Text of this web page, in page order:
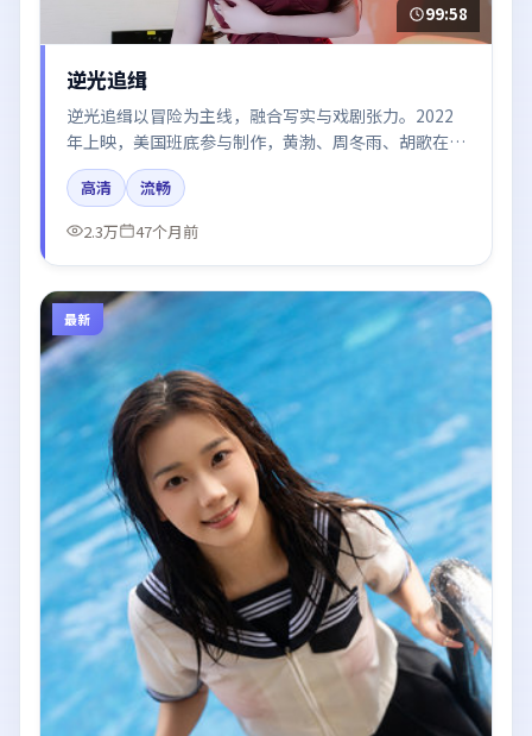
99:58
逆光追缉
逆光追缉以冒险为主线，融合写实与戏剧张力。2022
年上映，美国班底参与制作，黄渤、周冬雨、胡歌在片
中呈现细腻表演，影像风格统一，配乐与剪辑强化了情
绪曲线。
高清
流畅
2.3万
47个月前
最新